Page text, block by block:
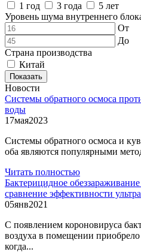
1 год
3 года
5 лет
Уровень шума внутреннего
От
До
Страна производства
Китай
Показать
Новости
Системы обратного осмоса
воды
17мая2023
Системы обратного осмоса и
оба являются популярными
Читать полностью
Бактерицидное
сравнение эффективности
05янв2021
С появлением короновируса
воздуха в помещении
когда...